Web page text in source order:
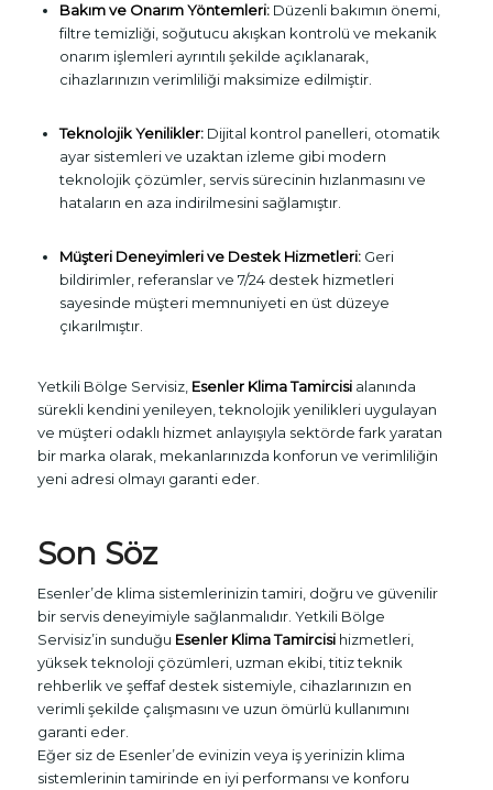
Bakım ve Onarım Yöntemleri:Düzenli bakımın önemi,
filtre temizliği, soğutucu akışkan kontrolü ve mekanik
onarım işlemleri ayrıntılı şekilde açıklanarak,
cihazlarınızın verimliliği maksimize edilmiştir.
Teknolojik Yenilikler:Dijital kontrol panelleri, otomatik
ayar sistemleri ve uzaktan izleme gibi modern
teknolojik çözümler, servis sürecinin hızlanmasını ve
hataların en aza indirilmesini sağlamıştır.
Müşteri Deneyimleri ve Destek Hizmetleri:Geri
bildirimler, referanslar ve 7/24 destek hizmetleri
sayesinde müşteri memnuniyeti en üst düzeye
çıkarılmıştır.
Yetkili Bölge Servisiz, Esenler Klima Tamircisialanında
sürekli kendini yenileyen, teknolojik yenilikleri uygulayan
ve müşteri odaklı hizmet anlayışıyla sektörde fark yaratan
bir marka olarak, mekanlarınızda konforun ve verimliliğin
yeni adresi olmayı garanti eder.
Son Söz
Esenler’de klima sistemlerinizin tamiri, doğru ve güvenilir
bir servis deneyimiyle sağlanmalıdır. Yetkili Bölge
Servisiz’in sunduğu Esenler Klima Tamircisihizmetleri,
yüksek teknoloji çözümleri, uzman ekibi, titiz teknik
rehberlik ve şeffaf destek sistemiyle, cihazlarınızın en
verimli şekilde çalışmasını ve uzun ömürlü kullanımını
garanti eder.
Eğer siz de Esenler’de evinizin veya iş yerinizin klima
sistemlerinin tamirinde en iyi performansı ve konforu